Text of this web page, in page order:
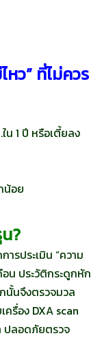
ว” ที่ไม่ควร
1 ปี หรือเตี้ยลง
น้อย
?
รประเมิน “ความ
น ประวัติกระดูกหัก
กนั้นจึงตรวจมวล
รื่อง DXA scan
ปลอดภัยตรวจ